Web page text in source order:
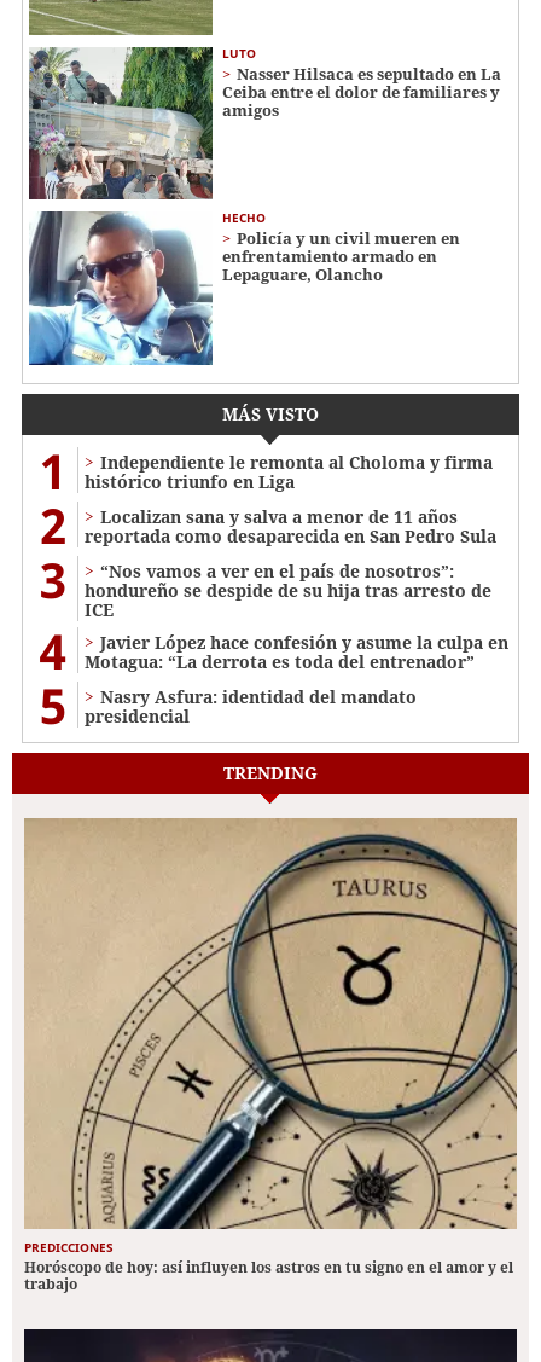
LUTO
Nasser Hilsaca es sepultado en La
Ceiba entre el dolor de familiares y
amigos
HECHO
Policía y un civil mueren en
enfrentamiento armado en
Lepaguare, Olancho
MÁS VISTO
1
Independiente le remonta al Choloma y firma
histórico triunfo en Liga
2
Localizan sana y salva a menor de 11 años
reportada como desaparecida en San Pedro Sula
3
“Nos vamos a ver en el país de nosotros”:
hondureño se despide de su hija tras arresto de
ICE
4
Javier López hace confesión y asume la culpa en
Motagua: “La derrota es toda del entrenador”
5
Nasry Asfura: identidad del mandato
presidencial
TRENDING
PREDICCIONES
Horóscopo de hoy: así influyen los astros en tu signo en el amor y el
trabajo